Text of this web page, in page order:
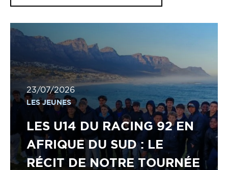
23/07/2026
LES JEUNES
LES U14 DU RACING 92 EN
AFRIQUE DU SUD : LE
RÉCIT DE NOTRE TOURNÉE